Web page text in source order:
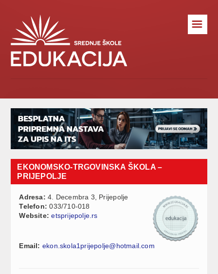
☰
EKONOMSKO-TRGOVINSKA ŠKOLA –
PRIJEPOLJE
Adresa: 4. Decembra 3, Prijepolje
Telefon: 033/710-018
Website:etsprijepolje.rs
Email: ekon.skola1prijepolje@hotmail.com